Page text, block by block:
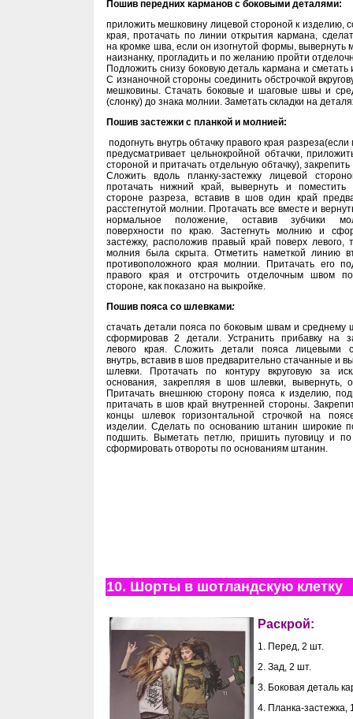
Пошив передних карманов с боковыми деталями:
приложить мешковину лицевой стороной к изделию,
края, протачать по линии открытия кармана,
на кромке шва, если он изогнутой формы, вывернуть
наизнанку, прогладить и по желанию пройти
Подложить снизу боковую деталь кармана и сметать
С изнаночной стороны соединить обстрочкой
мешковины. Стачать боковые и шаговые швы и
(слонку) до знака молнии. Заметать складки на
Пошив застежки с планкой и молнией:
подогнуть внутрь обтачку правого края
предусматривает цельнокройной обтачки,
стороной и притачать отдельную обтачку),
Сложить вдоль планку-застежку лицевой
протачать нижний край, вывернуть и поместить
стороне разреза, вставив в шов один край
расстегнутой молнии. Протачать все вместе и
нормальное положение, оставив зубчики
поверхности по краю. Застегнуть молнию и
застежку, расположив правый край поверх левого,
молния была скрыта. Отметить наметкой линию
противоположного края молнии. Притачать его
правого края и отстрочить отделочным швом
стороне, как показано на выкройке.
Пошив пояса со шлевками:
стачать детали пояса по боковым швам и среднему
сформировав 2 детали. Устранить прибавку на
левого края. Сложить детали пояса лицевыми
внутрь, вставив в шов предварительно стачанные и
шлевки. Протачать по контуру вкруговую за
основания, закрепляя в шов шлевки, вывернуть,
Притачать внешнюю сторону пояса к изделию,
притачать в шов край внутренней стороны.
концы шлевок горизонтальной строчкой на
изделии. Сделать по основанию штанин широкие
подшить. Выметать петлю, пришить пуговицу и
сформировать отвороты по основаниям штанин.
10. Шорты в шотландскую клетку
Раскрой:
1. Перед, 2 шт.
2. Зад, 2 шт.
3. Боковая деталь
4. Планка-застежка,